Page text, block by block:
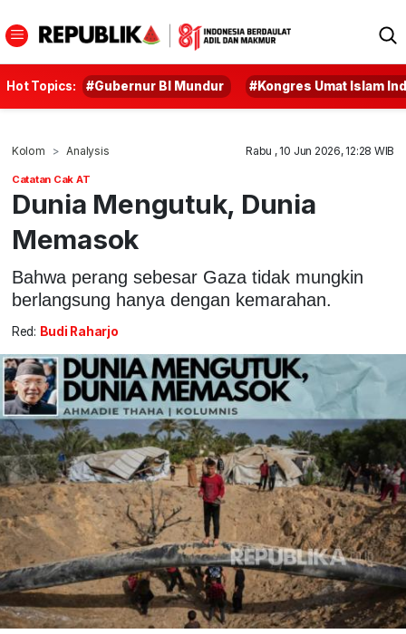
Hot Topics: #Gubernur BI Mundur #Kongres Umat Islam
Kolom Analysis Rabu , 10 Jun 2026, 12:28 WIB
Catatan Cak AT
Dunia Mengutuk, Dunia
Memasok
Bahwa perang sebesar Gaza tidak mungkin
berlangsung hanya dengan kemarahan.
Red: Budi Raharjo